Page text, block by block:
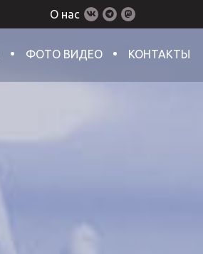
О нас
ФОТО ВИДЕО КОНТАКТЫ